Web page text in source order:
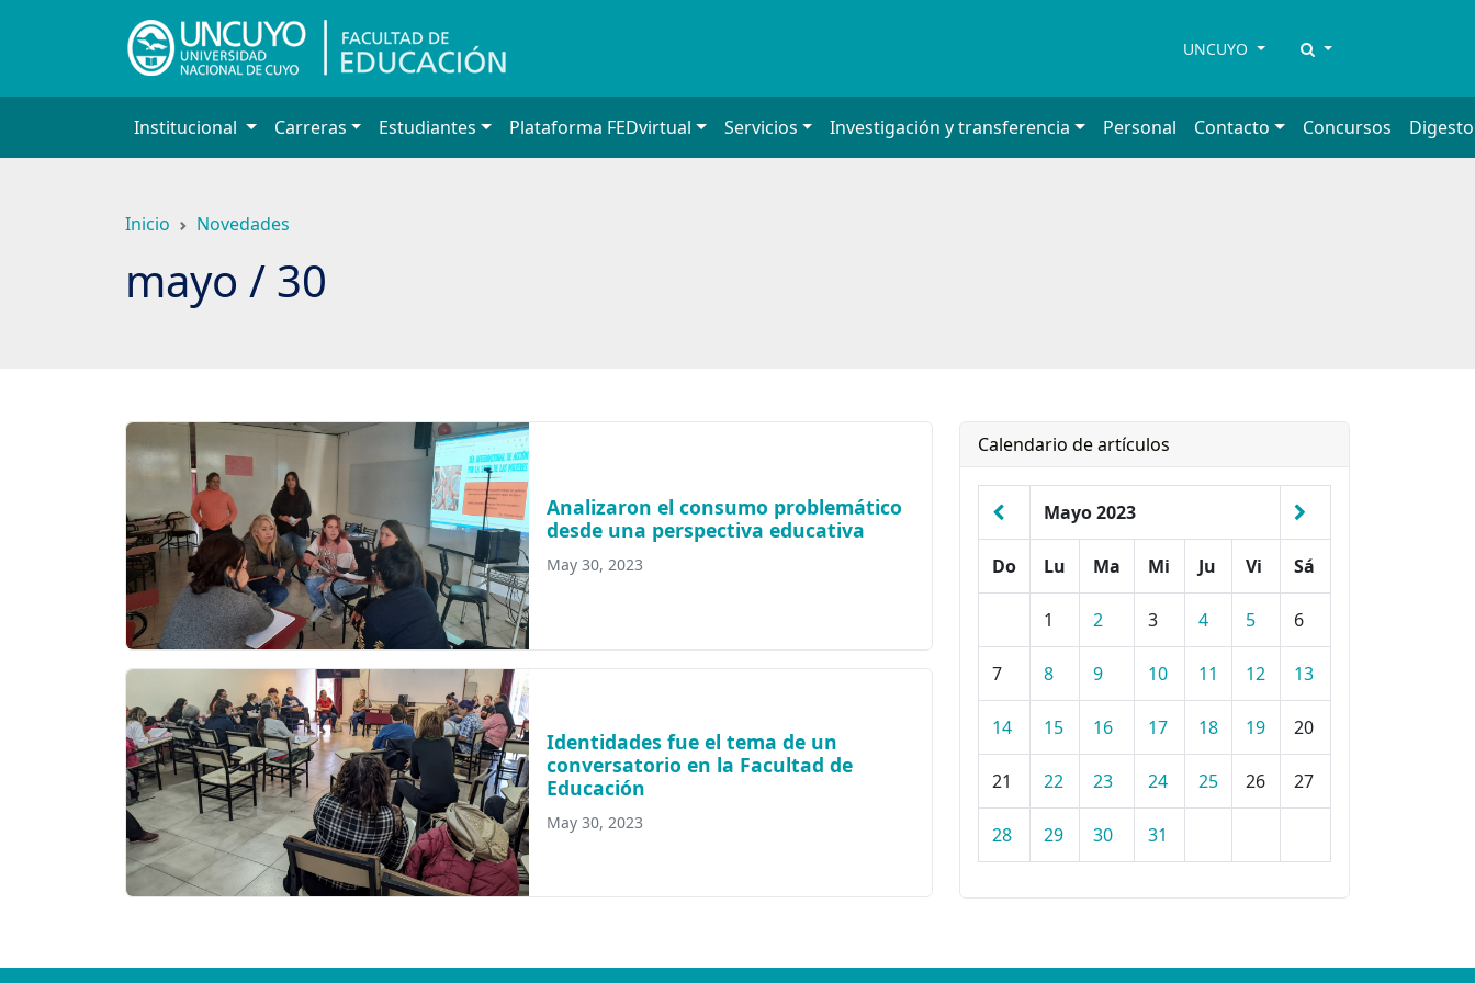
principal
UNCUYO
Institucional Carreras Estudiantes Plataforma FEDvirtual Servicios Investigación y transferencia Personal Contacto Concursos Digesto
Inicio Novedades
mayo / 30
Analizaron el consumo problemático
desde una perspectiva educativa
May 30, 2023
Identidades fue el tema de un
conversatorio en la Facultad de
Educación
May 30, 2023
Calendario de artículos
Mayo 2023
Do Lu Ma Mi Ju Vi Sá
1 2 3 4 5 6
7 8 9 10 11 12 13
14 15 16 17 18 19 20
21 22 23 24 25 26 27
28 29 30 31